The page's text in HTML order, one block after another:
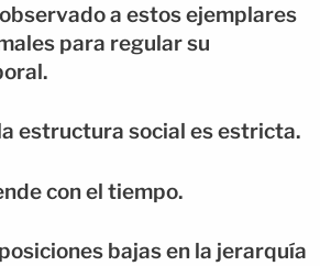
a estos ejemplares
para regular su
estructura social es estricta.
con el tiempo.
bajas en la jerarquía